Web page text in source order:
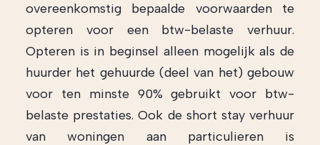
overeenkomstig bepaalde voorwaarden te
opteren voor een btw-belaste verhuur.
Opteren is in beginsel alleen mogelijk als de
huurder het gehuurde (deel van het) gebouw
voor ten minste 90% gebruikt voor btw-
belaste prestaties. Ook de short stay verhuur
van woningen aan particulieren is